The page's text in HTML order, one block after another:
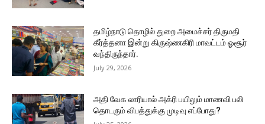
தமிழ்நாடு தொழில் துறை அமைச்சர் திருமதி
கீர்த்தனா இன்று கிருஷ்ணகிரி மாவட்டம் ஓசூர்
வந்திருந்தார்.
July 29, 2026
அதி வேக லாரியால் அக்ரி பயிலும் மாணவி பலி
தொடரும் விபத்துக்கு முடிவு எப்போது?